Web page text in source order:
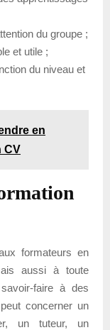
du groupe ;
et utile ;
du niveau et
en
CV
formateurs en
aussi à toute
faire à des
concerner un
un tuteur, un